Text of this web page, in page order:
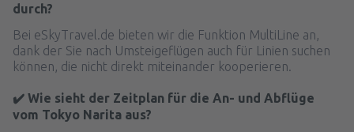
durch?
Bei eSkyTravel.de bieten wir die Funktion MultiLine an,
dank der Sie nach Umsteigeflügen auch für Linien suchen
können, die nicht direkt miteinander kooperieren.
✔️ Wie sieht der Zeitplan für die An- und Abflüge
vom Tokyo Narita aus?